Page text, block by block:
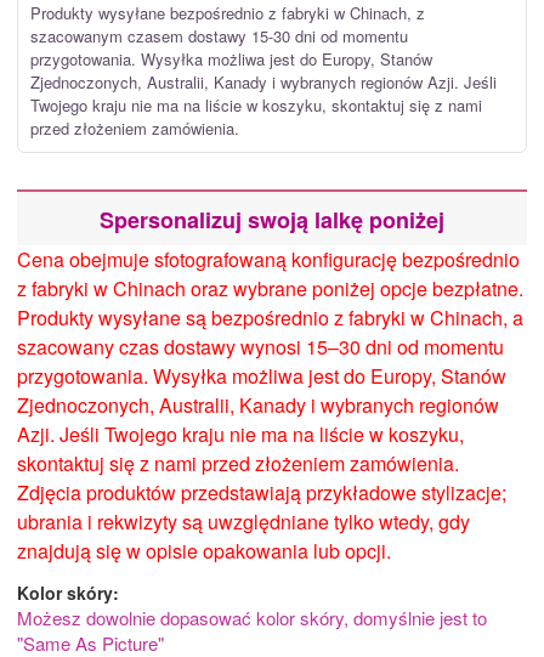
Produkty wysyłane bezpośrednio z fabryki w Chinach, z
szacowanym czasem dostawy 15-30 dni od momentu
przygotowania. Wysyłka możliwa jest do Europy, Stanów
Zjednoczonych, Australii, Kanady i wybranych regionów Azji. Jeśli
Twojego kraju nie ma na liście w koszyku, skontaktuj się z nami
przed złożeniem zamówienia.
Spersonalizuj swoją lalkę poniżej
Cena obejmuje sfotografowaną konfigurację bezpośrednio
z fabryki w Chinach oraz wybrane poniżej opcje bezpłatne.
Produkty wysyłane są bezpośrednio z fabryki w Chinach, a
szacowany czas dostawy wynosi 15–30 dni od momentu
przygotowania. Wysyłka możliwa jest do Europy, Stanów
Zjednoczonych, Australii, Kanady i wybranych regionów
Azji. Jeśli Twojego kraju nie ma na liście w koszyku,
skontaktuj się z nami przed złożeniem zamówienia.
Zdjęcia produktów przedstawiają przykładowe stylizacje;
ubrania i rekwizyty są uwzględniane tylko wtedy, gdy
znajdują się w opisie opakowania lub opcji.
Kolor skóry:
Możesz dowolnie dopasować kolor skóry, domyślnie jest to
"Same As Picture"